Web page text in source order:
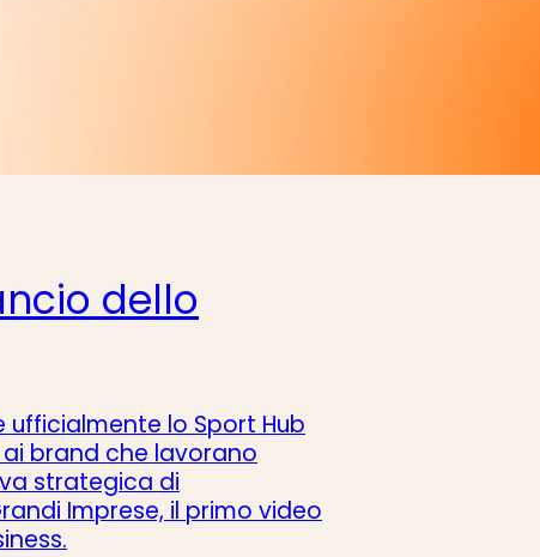
dello
lo Sport Hub
brand che lavorano
strategica di
Imprese, il primo video